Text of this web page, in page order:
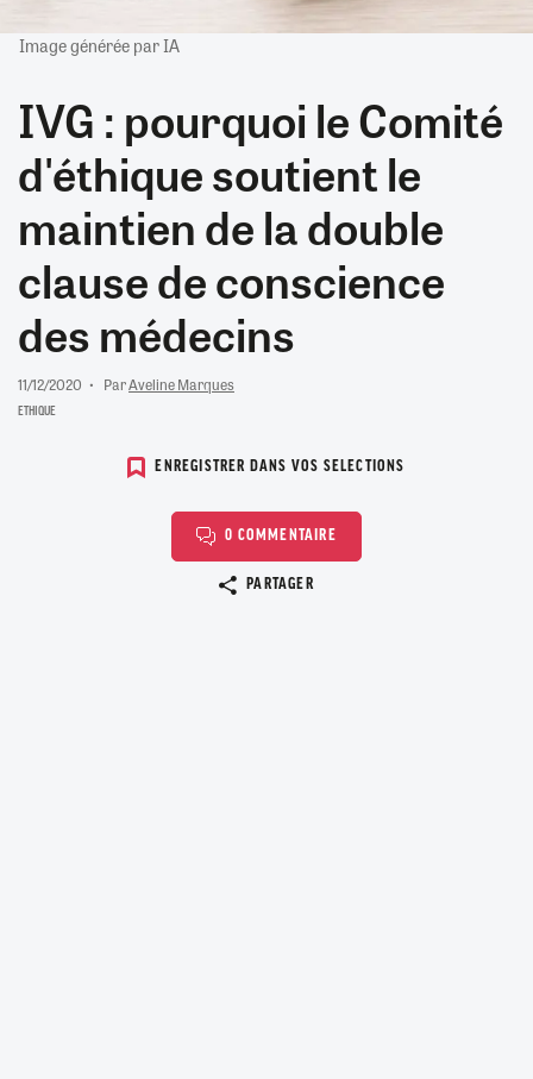
Image générée par IA
IVG : pourquoi le Comité
d'éthique soutient le
maintien de la double
clause de conscience
des médecins
11/12/2020 ParAveline Marques
ETHIQUE
ENREGISTRER DANS VOS SELECTIONS
0 COMMENTAIRE
PARTAGER